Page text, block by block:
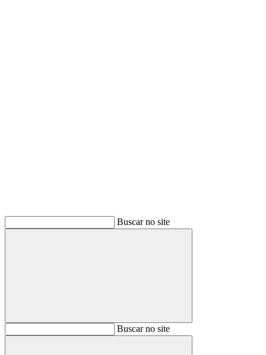
Buscar no site
BuscarBuscar no site